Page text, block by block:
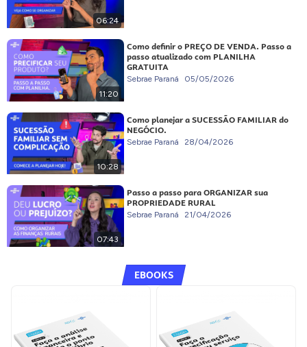
06:24
11:20
Como definir o PREÇO DE VENDA. Passo a
passo atualizado com PLANILHA
GRATUITA
Sebrae Paraná 05/05/2026
10:28
Como planejar a SUCESSÃO FAMILIAR do
NEGÓCIO.
Sebrae Paraná 28/04/2026
07:43
Passo a passo para ORGANIZAR sua
PROPRIEDADE RURAL
Sebrae Paraná 21/04/2026
EBOOKS